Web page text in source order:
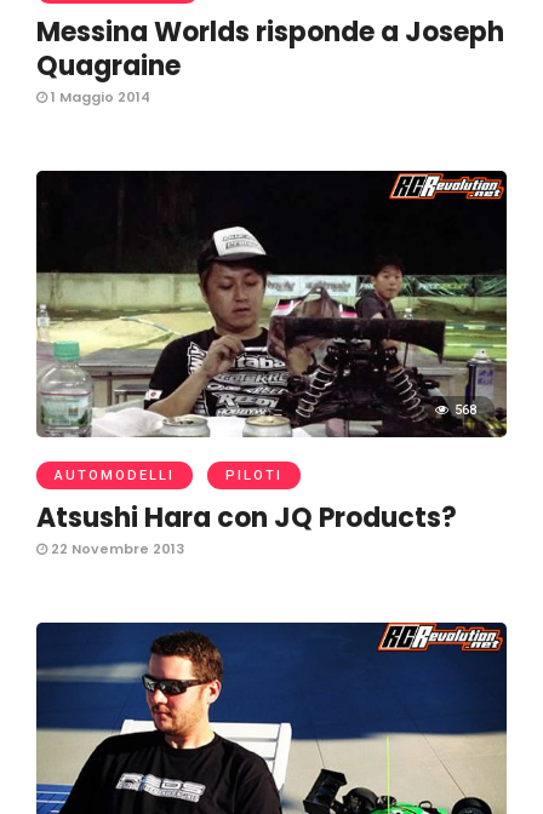
Messina Worlds risponde a Joseph
Quagraine
1 Maggio 2014
568
AUTOMODELLI PILOTI
Atsushi Hara con JQ Products?
22 Novembre 2013